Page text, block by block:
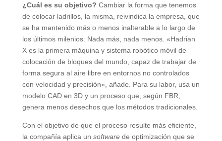
¿Cuál es su objetivo? Cambiar la forma que tenemos
de colocar ladrillos, la misma, reivindica la empresa, que
se ha mantenido más o menos inalterable a lo largo de
los últimos milenios. Nada más, nada menos. «Hadrian
X es la primera máquina y sistema robótico móvil de
colocación de bloques del mundo, capaz de trabajar de
forma segura al aire libre en entornos no controlados
con velocidad y precisión», añade. Para su labor, usa un
modelo CAD en 3D y un proceso que, según FBR,
genera menos desechos que los métodos tradicionales.
Con el objetivo de que el proceso resulte más eficiente,
la compañía aplica un softwarede optimización que se